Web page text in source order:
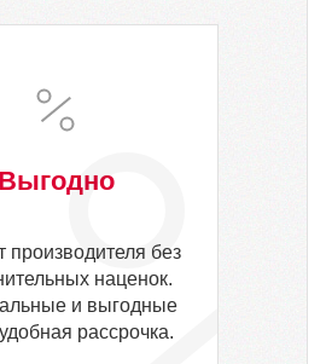
Выгодно
производителя без
наценок.
и выгодные
рассрочка.